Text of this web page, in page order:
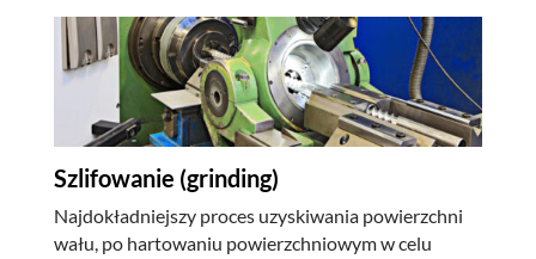
Szlifowanie (grinding)
Najdokładniejszy proces uzyskiwania powierzchni
wału, po hartowaniu powierzchniowym w celu